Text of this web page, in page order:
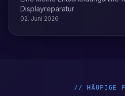
Displayreparatur
02. Juni 2026
// HÄUFIGE